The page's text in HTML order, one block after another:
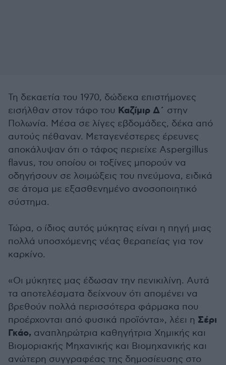
Τη δεκαετία του 1970, δώδεκα επιστήμονες
εισήλθαν στον τάφο του Καζίμιρ Δ΄ στην
Πολωνία. Μέσα σε λίγες εβδομάδες, δέκα από
αυτούς πέθαναν. Μεταγενέστερες έρευνες
αποκάλυψαν ότι ο τάφος περιείχε Aspergillus
flavus, του οποίου οι τοξίνες μπορούν να
οδηγήσουν σε λοιμώξεις του πνεύμονα, ειδικά
σε άτομα με εξασθενημένο ανοσοποιητικό
σύστημα.
Τώρα, ο ίδιος αυτός μύκητας είναι η πηγή μιας
πολλά υποσχόμενης νέας θεραπείας για τον
καρκίνο.
«Οι μύκητες μας έδωσαν την πενικιλίνη. Αυτά
τα αποτελέσματα δείχνουν ότι απομένει να
βρεθούν πολλά περισσότερα φάρμακα που
προέρχονται από φυσικά προϊόντα», λέει η Σέρι
Γκάο, αναπληρώτρια καθηγήτρια Χημικής και
Βιομοριακής Μηχανικής και Βιομηχανικής και
ανώτερη συγγραφέας της δημοσίευσης στο